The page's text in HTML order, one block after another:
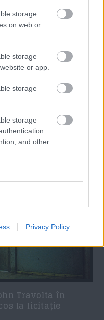
storage
on web or
storage
or app.
storage
storage
and other
Privacy Policy
Travolta în
la licitație